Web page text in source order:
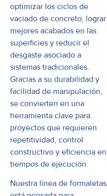
optimizar los ciclos de
vaciado de concreto, lograr
mejores acabados en las
superficies y reducir el
desgaste asociado a
sistemas tradicionales.
Gracias a su durabilidad y
facilidad de manipulación,
se convierten en una
herramienta clave para
proyectos que requieren
repetitividad, control
constructivo y eficiencia en
tiempos de ejecución.
Nuestra línea de formaletas